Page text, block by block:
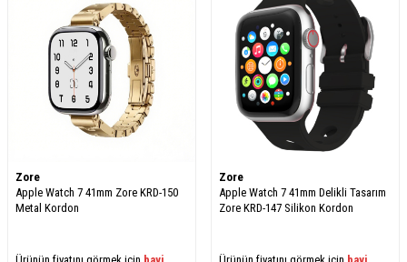
Zore
Apple Watch 7 41mm Zore KRD-150
Metal Kordon
Zore
Apple Watch 7 41mm Delikli Tasarım
Zore KRD-147 Silikon Kordon